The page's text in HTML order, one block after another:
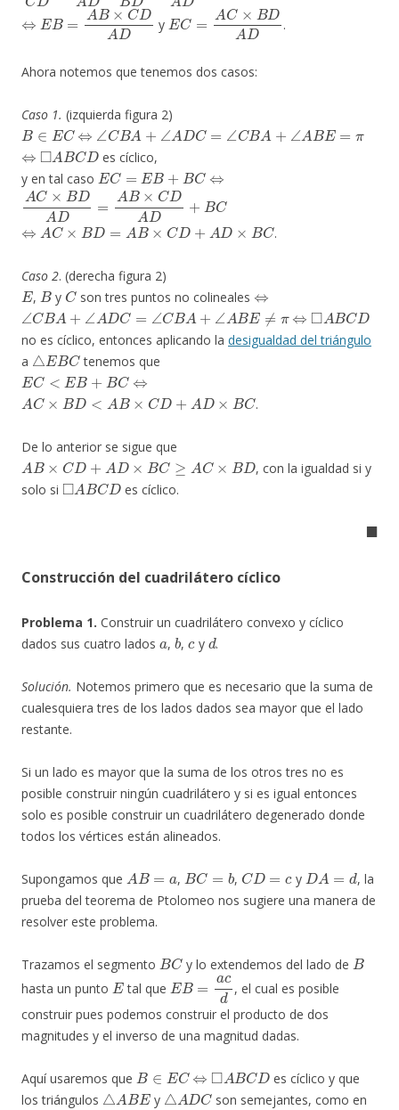
EB= ×CDA D
y
EC= ×BD A D
.
Ahora notemos que tenemos dos casos:
Caso 1. (izquierda figura 2)
B∈E C ⇔∠CBA+∠ AD C= ∠ A +∠ A =π
⇔ ◻ABCD
es cíclico,
y en tal caso
EC=EB+BC
AC× BDAD B×CDA D+B
AC×B D=A CD+A D×B
.
Caso 2. (derecha figura 2)
E
,
B
y
C
son tres puntos no colineales
∠CBA+∠ADC=∠CBA+∠ABE≠π ◻ A BCD
no es cíclico, entonces aplicando la desigualdad del triángulo
a
△EBC
tenemos que
EC<EB+BC
⇔
AC× BD<A B ×CD+ A D×B
.
De lo anterior se sigue que
AB×CD+AD ×BC≥AC×BD
, con la igualdad si y
solo si
◻A BCD
es cíclico.
◼
Construcción del cuadrilátero cíclico
Problema 1. Construir un cuadrilátero convexo y cíclico
dados sus cuatro lados
a
,
b
,
c
y
d
.
Solución. Notemos primero que es necesario que la suma de
cualesquiera tres de los lados dados sea mayor que el lado
restante.
Si un lado es mayor que la suma de los otros tres no es
posible construir ningún cuadrilátero y si es igual entonces
solo es posible construir un cuadrilátero degenerado donde
todos los vértices están alineados.
Supongamos que
A B=
,
BC=
,
CD=
y
DA=
, la
prueba del teorema de Ptolomeo nos sugiere una manera de
resolver este problema.
Trazamos el segmento
BC
y lo extendemos del lado de
B
hasta un punto
E
tal que
EB= d
, el cual es posible
construir pues podemos construir el producto de dos
magnitudes y el inverso de una magnitud dadas.
Aquí usaremos que
B∈ C ◻ A BCD
es cíclico y que
los triángulos
△ABE
y
△ADC
son semejantes, como en